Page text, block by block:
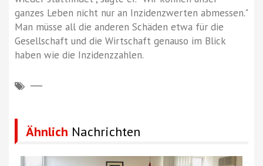
ganzes Leben nicht nur an Inzidenzwerten abmessen."
Man müsse all die anderen Schäden etwa für die
Gesellschaft und die Wirtschaft genauso im Blick
haben wie die Inzidenzzahlen.
Ähnlich Nachrichten